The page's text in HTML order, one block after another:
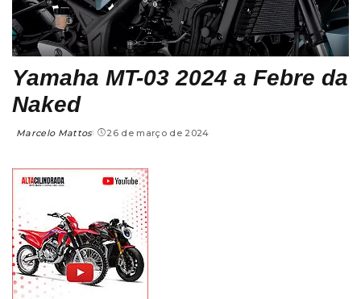
Yamaha MT-03 2024 a Febre da
Naked
Marcelo Mattos 26 de março de 2024